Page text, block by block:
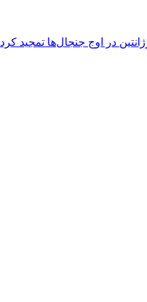
در اوج جنجال‌ها تمجید کرد